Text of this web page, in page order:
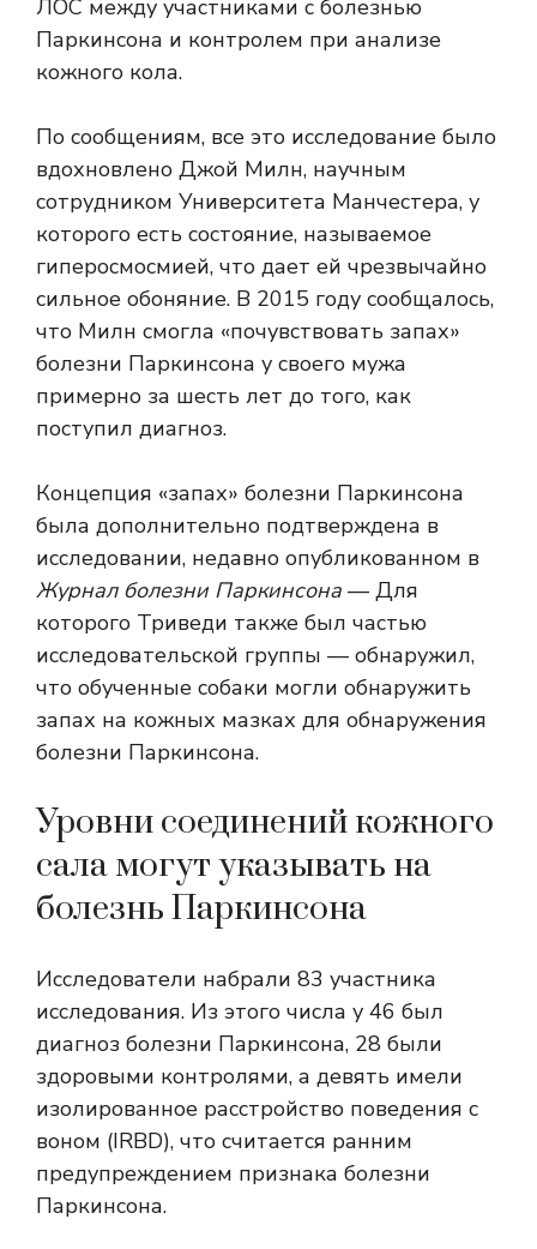
ЛОС между участниками с болезнью
Паркинсона и контролем при анализе
кожного кола.
По сообщениям, все это исследование было
вдохновлено Джой Милн, научным
сотрудником Университета Манчестера, у
которого есть состояние, называемое
гиперосмосмией, что дает ей чрезвычайно
сильное обоняние. В 2015 году сообщалось,
что Милн смогла «почувствовать запах»
болезни Паркинсона у своего мужа
примерно за шесть лет до того, как
поступил диагноз.
Концепция «запах» болезни Паркинсона
была дополнительно подтверждена в
исследовании, недавно опубликованном в
Журнал болезни Паркинсона — Для
которого Триведи также был частью
исследовательской группы — обнаружил,
что обученные собаки могли обнаружить
запах на кожных мазках для обнаружения
болезни Паркинсона.
Уровни соединений кожного
сала могут указывать на
болезнь Паркинсона
Исследователи набрали 83 участника
исследования. Из этого числа у 46 был
диагноз болезни Паркинсона, 28 были
здоровыми контролями, а девять имели
изолированное расстройство поведения с
воном (IRBD), что считается ранним
предупреждением признака болезни
Паркинсона.